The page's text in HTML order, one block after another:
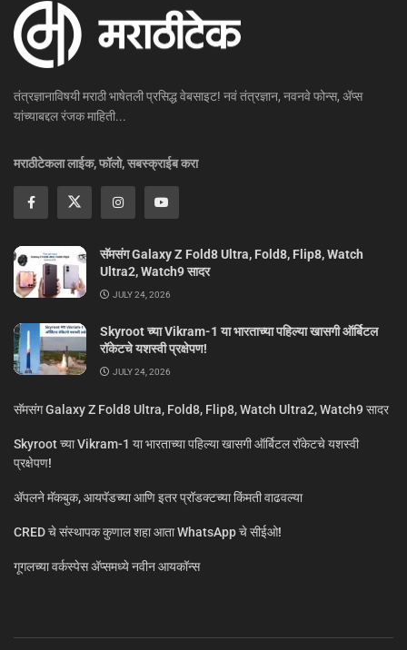
तंत्रज्ञानाविषयी मराठी भाषेतली प्रसिद्ध वेबसाइट! नवं तंत्रज्ञान, नवनवे फोन्स, ॲप्स
यांच्याबद्दल रंजक माहिती...
मराठीटेकला लाईक, फॉलो, सबस्क्राईब करा
सॅमसंग Galaxy Z Fold8 Ultra, Fold8, Flip8, Watch
Ultra2, Watch9 सादर
JULY 24, 2026
Skyroot च्या Vikram-1 या भारताच्या पहिल्या खासगी ऑर्बिटल
रॉकेटचे यशस्वी प्रक्षेपण!
JULY 24, 2026
सॅमसंग Galaxy Z Fold8 Ultra, Fold8, Flip8, Watch Ultra2, Watch9 सादर
Skyroot च्या Vikram-1 या भारताच्या पहिल्या खासगी ऑर्बिटल रॉकेटचे यशस्वी
प्रक्षेपण!
ॲपलने मॅकबुक, आयपॅडच्या आणि इतर प्रॉडक्टच्या किंमती वाढवल्या
CRED चे संस्थापक कुणाल शहा आता WhatsApp चे सीईओ!
गूगलच्या वर्कस्पेस अ‍ॅप्समध्ये नवीन आयकॉन्स